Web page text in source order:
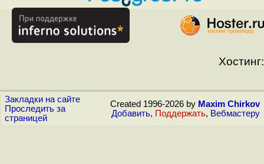
Хостинг:
Закладки на сайте
Проследить за
страницей
Created 1996-2026 by Maxim Chirkov
Добавить, Поддержать, Вебмастеру